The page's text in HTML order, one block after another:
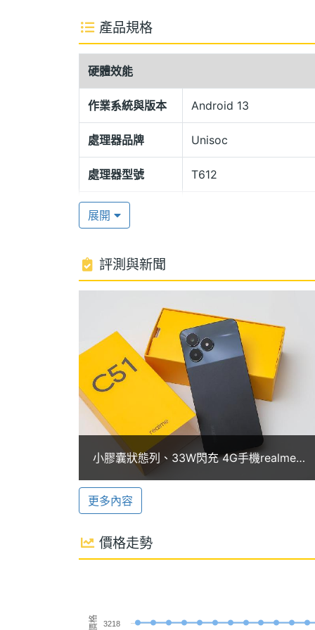
realme C51 採用直角邊框和雙重紋理設
尚光澤，下半部則散發著閃閃發光的粉末
7.99mm 機身厚度、186g 重量，帶來舒
3.5mm 耳機孔。
支援記憶卡擴充
realme C51 運行 Android 13 作業系統、
八核心處理器，內建 4GB RAM / 64GB
2TB 儲存空間，支援 4G + 4G 雙卡雙待
5,000 萬畫素雙鏡頭
realme C51 搭載 5,000 萬畫素主鏡頭 +
鏡頭，搭配輔助鏡頭，輕鬆捕捉清晰美
能，帶來更加豐富的拍照體驗，創造自己
realme C51 功能特色
◎ 4G + 4G 雙卡雙待
◎ Android 13 作業系統、 realme UI 操作
◎ 紫光展銳 T612, 1.8GHz 八核心處理器
◎ 4GB RAM / 64GB ROM
產品規格
硬體效能
作業系統與版本 Android 13
處理器品牌 Unisoc
處理器型號 T612
處理器時脈
圖形處理器 Mali-G57
4 GB
記憶體格式 LPDDR4X
ROM儲存空間
記憶卡 microSD
最大擴充儲存空
間
2 TB
電池容量
顯示螢幕
展開
評測與新聞
小膠囊狀態列、33W閃充 4G手機realme
C51開箱拍照
更多內容
價格走勢
價格 3218